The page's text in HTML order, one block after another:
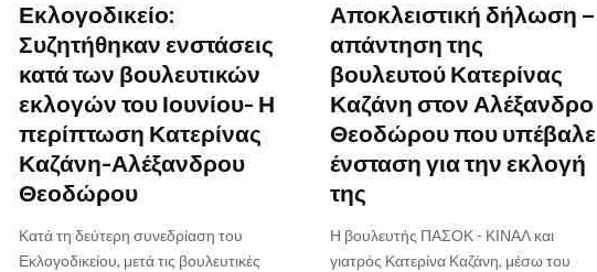
Εκλογοδικείο:
Συζητήθηκαν ενστάσεις
κατά των βουλευτικών
εκλογών του Ιουνίου- Η
περίπτωση Κατερίνας
Καζάνη-Αλέξανδρου
Θεοδώρου
Κατά τη δεύτερη συνεδρίαση του
Εκλογοδικείου, μετά τις βουλευτικές
Αποκλειστική δήλωση –
απάντηση της
βουλευτού Κατερίνας
Καζάνη στον Αλέξανδρο
Θεοδώρου που υπέβαλε
ένσταση για την εκλογή
της
Η βουλευτής ΠΑΣΟΚ - ΚΙΝΑΛ και
γιατρός Κατερίνα Καζάνη, μέσω του